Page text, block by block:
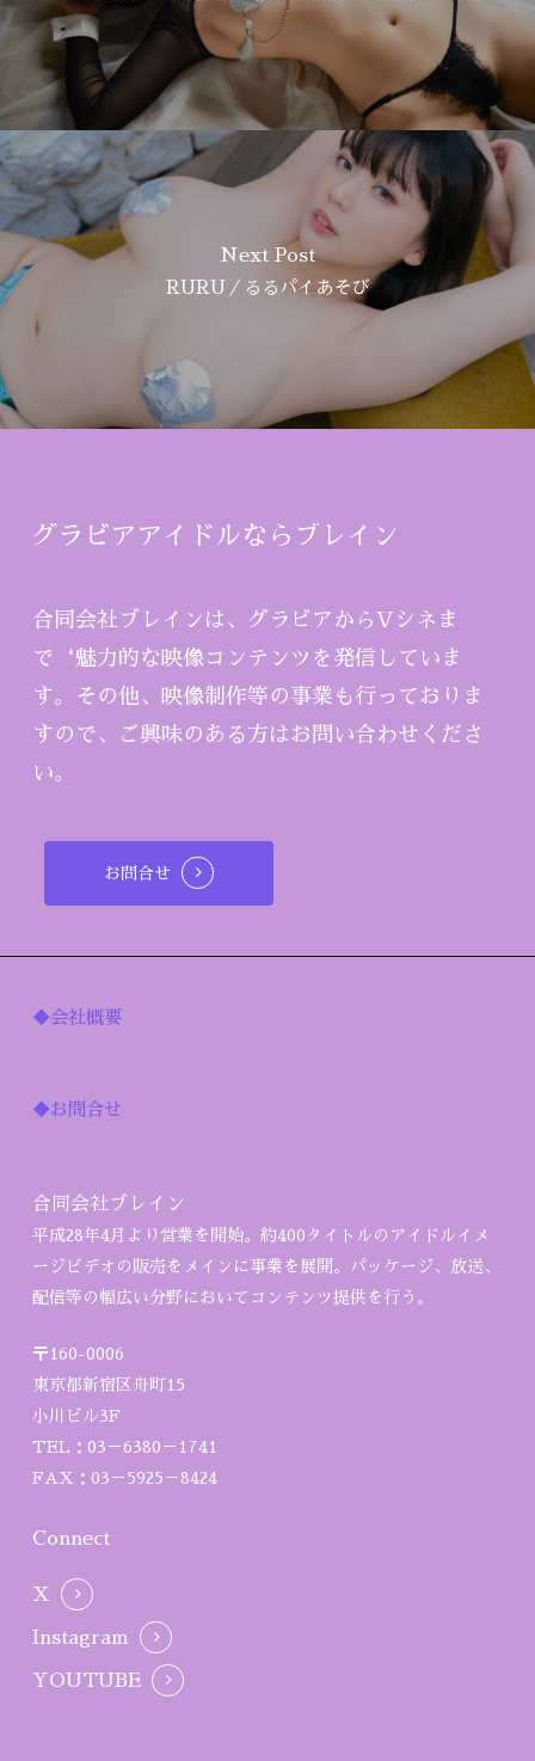
Next Post
RURU／るるパイあそび
グラビアアイドルならブレイン
合同会社ブレインは、グラビアからVシネま
で‘魅力的な映像コンテンツを発信していま
す。その他、映像制作等の事業も行っておりま
すので、ご興味のある方はお問い合わせくださ
い。
お問合せ
◆会社概要
◆お問合せ
合同会社ブレイン
平成28年4月より営業を開始。約400タイトルのアイドルイメ
ージビデオの販売をメインに事業を展開。パッケージ、放送、
配信等の幅広い分野においてコンテンツ提供を行う。
〒160-0006
東京都新宿区舟町15
小川ビル3F
TEL：03－6380－1741
FAX：03－5925－8424
Connect
X
Instagram
YOUTUBE